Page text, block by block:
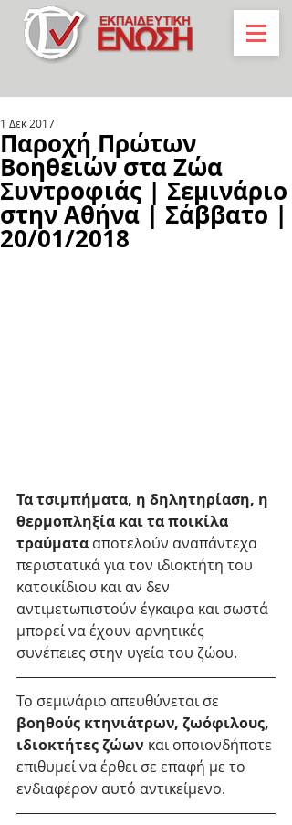
Παροχή Πρώτων
Βοηθειών στα Ζώα
Συντροφιάς | Σεμινάριο
στην Αθήνα | Σάββατο |
20/01/2018
1 Δεκ 2017
Τα τσιμπήματα, η δηλητηρίαση, η
θερμοπληξία και τα ποικίλα
τραύματα αποτελούν αναπάντεχα
περιστατικά για τον ιδιοκτήτη του
κατοικίδιου και αν δεν
αντιμετωπιστούν έγκαιρα και σωστά
μπορεί να έχουν αρνητικές
συνέπειες στην υγεία του ζώου.
Το σεμινάριο απευθύνεται σε
βοηθούς κτηνιάτρων, ζωόφιλους,
ιδιοκτήτες ζώων και οποιονδήποτε
επιθυμεί να έρθει σε επαφή με το
ενδιαφέρον αυτό αντικείμενο.